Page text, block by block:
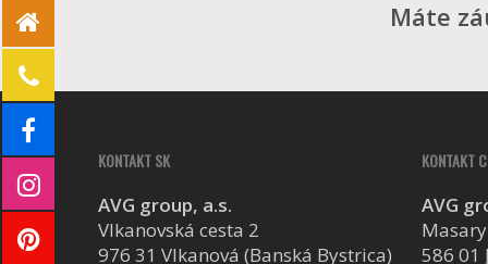
Máte
KONTAKT SK
AVG group, a.s.
Vlkanovská cesta 2
976 31 Vlkanová (Banská Bystrica)
KONTAKT
AVG
586 01